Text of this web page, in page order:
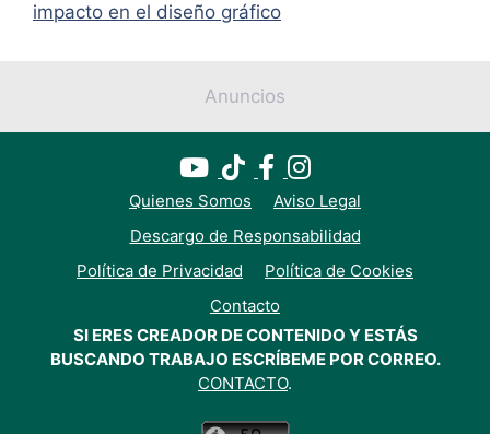
impacto en el diseño gráfico
Anuncios
Quienes Somos
Aviso Legal
Descargo de Responsabilidad
Política de Privacidad
Política de Cookies
Contacto
SI ERES CREADOR DE CONTENIDO Y ESTÁS
BUSCANDO TRABAJO ESCRÍBEME POR CORREO.
CONTACTO.